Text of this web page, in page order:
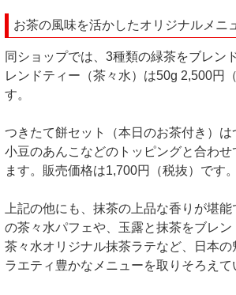
お茶の風味を活かしたオリジナルメニ
同ショップでは、3種類の緑茶をブレン
レンドティー（茶々水）は50g 2,500円
す。
つきたて餅セット（本日のお茶付き）
小豆のあんこなどのトッピングと合わせ
ます。販売価格は1,700円（税抜）です。
上記の他にも、抹茶の上品な香りが堪
の茶々水パフェや、玉露と抹茶をブレ
茶々水オリジナル抹茶ラテなど、日本
ラエティ豊かなメニューを取りそろえて